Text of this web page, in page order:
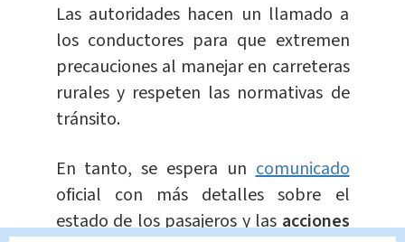
Las autoridades hacen un llamado a
los conductores para que extremen
precauciones al manejar en carreteras
rurales y respeten las normativas de
tránsito.
En tanto, se espera uncomunicado
oficial con más detalles sobre el
estado de los pasajeros y lasacciones